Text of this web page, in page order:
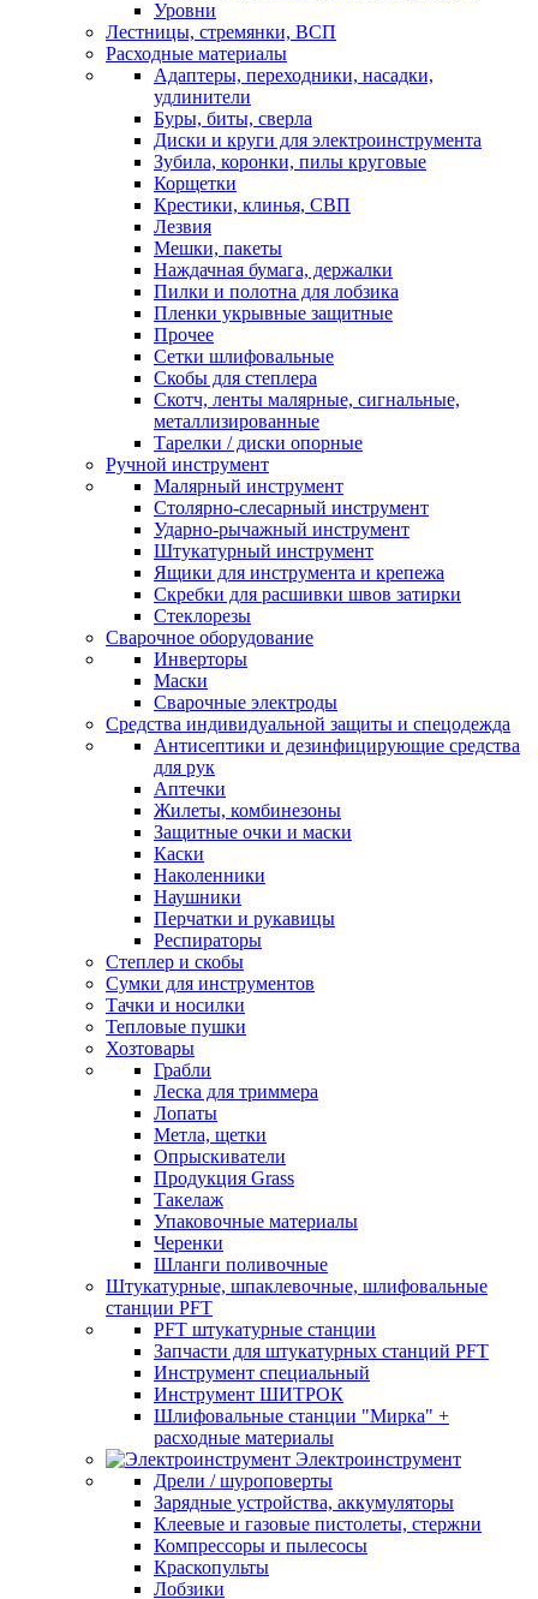
Уровни
Лестницы, стремянки, ВСП
Расходные материалы
Адаптеры, переходники, насадки,
удлинители
Буры, биты, сверла
Диски и круги для электроинструмента
Зубила, коронки, пилы круговые
Корщетки
Крестики, клинья, СВП
Лезвия
Мешки, пакеты
Наждачная бумага, держалки
Пилки и полотна для лобзика
Пленки укрывные защитные
Прочее
Сетки шлифовальные
Скобы для степлера
Скотч, ленты малярные, сигнальные,
металлизированные
Тарелки / диски опорные
Ручной инструмент
Малярный инструмент
Столярно-слесарный инструмент
Ударно-рычажный инструмент
Штукатурный инструмент
Ящики для инструмента и крепежа
Скребки для расшивки швов затирки
Стеклорезы
Сварочное оборудование
Инверторы
Маски
Сварочные электроды
Средства индивидуальной защиты и спецодежда
Антисептики и дезинфицирующие средства
для рук
Аптечки
Жилеты, комбинезоны
Защитные очки и маски
Каски
Наколенники
Наушники
Перчатки и рукавицы
Респираторы
Степлер и скобы
Сумки для инструментов
Тачки и носилки
Тепловые пушки
Хозтовары
Грабли
Леска для триммера
Лопаты
Метла, щетки
Опрыскиватели
Продукция Grass
Такелаж
Упаковочные материалы
Черенки
Шланги поливочные
Штукатурные, шпаклевочные, шлифовальные
станции PFT
PFT штукатурные станции
Запчасти для штукатурных станций PFT
Инструмент специальный
Инструмент ШИТРОК
Шлифовальные станции "Мирка" +
расходные материалы
Электроинструмент
Дрели / шуроповерты
Зарядные устройства, аккумуляторы
Клеевые и газовые пистолеты, стержни
Компрессоры и пылесосы
Краскопульты
Лобзики